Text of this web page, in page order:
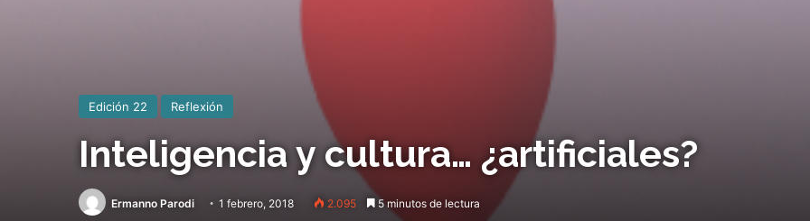
Edición 22 Reflexión
Inteligencia y cultura… ¿artificiales?
Ermanno Parodi 1 febrero, 2018 2.095 5 minutos de lectura